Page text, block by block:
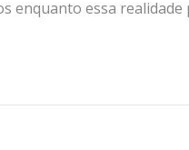
enquanto essa realidade